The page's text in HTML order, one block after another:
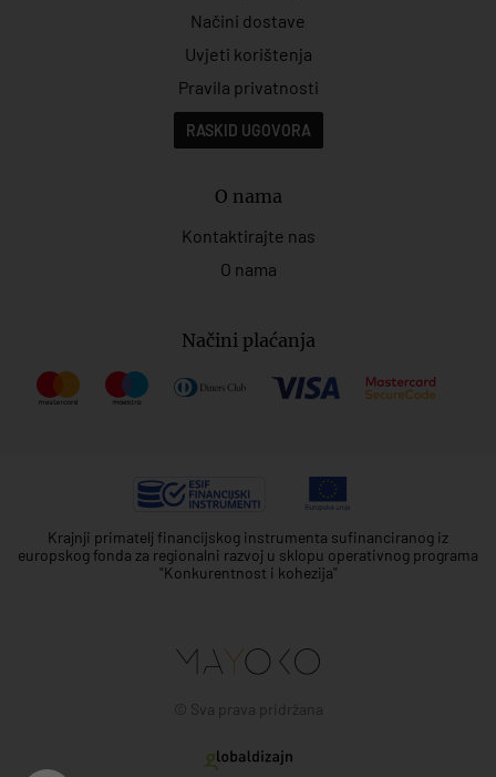
Načini dostave
Uvjeti korištenja
Pravila privatnosti
RASKID UGOVORA
O nama
Kontaktirajte nas
O nama
Načini plaćanja
Krajnji primatelj financijskog instrumenta sufinanciranog iz
europskog fonda za regionalni razvoj u sklopu operativnog programa
"Konkurentnost i kohezija"
© Sva prava pridržana